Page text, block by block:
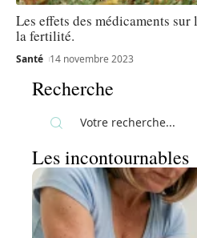
Les effets des médicaments
la fertilité.
Santé 14 novembre 2023
Recherche
Les incontournables